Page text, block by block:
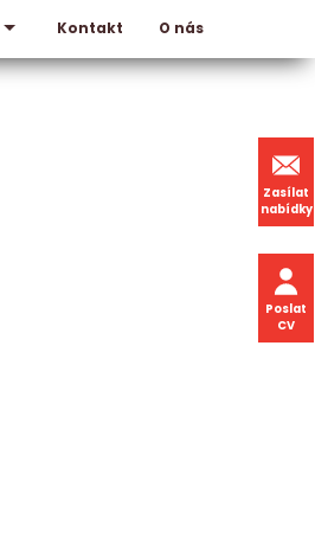
Kontakt O nás
Zasílat
nabídky
Poslat
CV